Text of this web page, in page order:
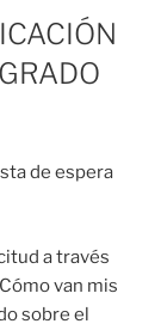
de espera
a través
van mis
sobre el